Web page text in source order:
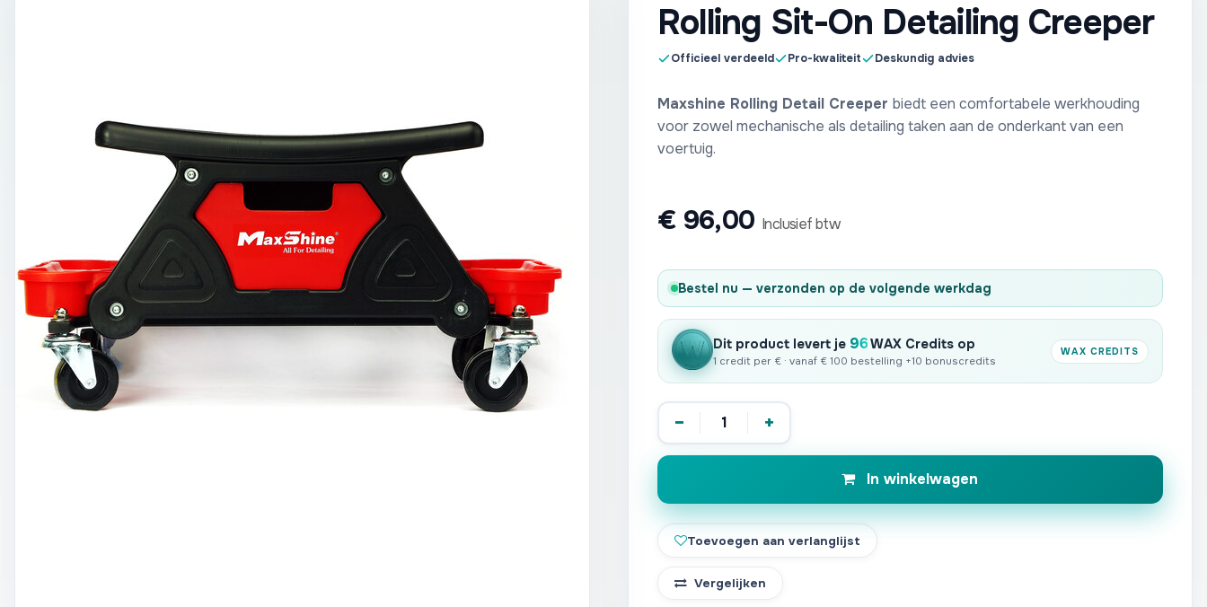
Rolling Sit-On Detailing Creeper
Officieel verdeeld Pro-kwaliteit Deskundig advies
Maxshine Rolling Detail Creeper biedt een comfortabele werkhouding
voor zowel mechanische als detailing taken aan de onderkant van een
voertuig.
€ 96,00 Inclusief btw
Bestel nu — verzonden op de volgende werkdag
Dit product levert je 96WAX Credits op
1 credit per € · vanaf € 100 bestelling +10 bonuscredits
WAX CREDITS
− +
In winkelwagen
Toevoegen aan verlanglijst
Vergelijken